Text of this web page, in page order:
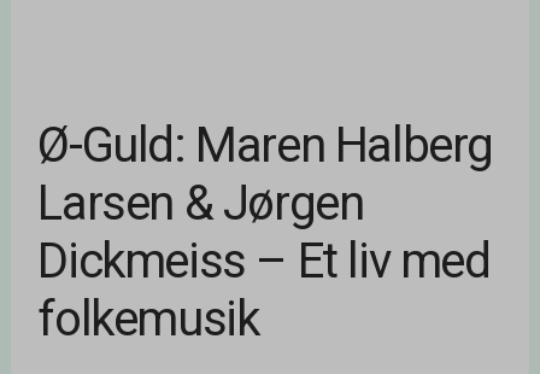
Ø-Guld: Maren Halberg
Larsen & Jørgen
Dickmeiss – Et liv med
folkemusik